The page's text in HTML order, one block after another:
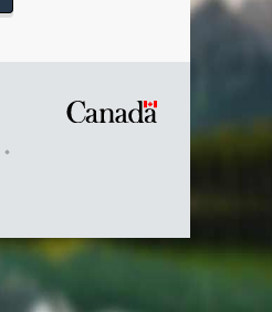
Symbole
du